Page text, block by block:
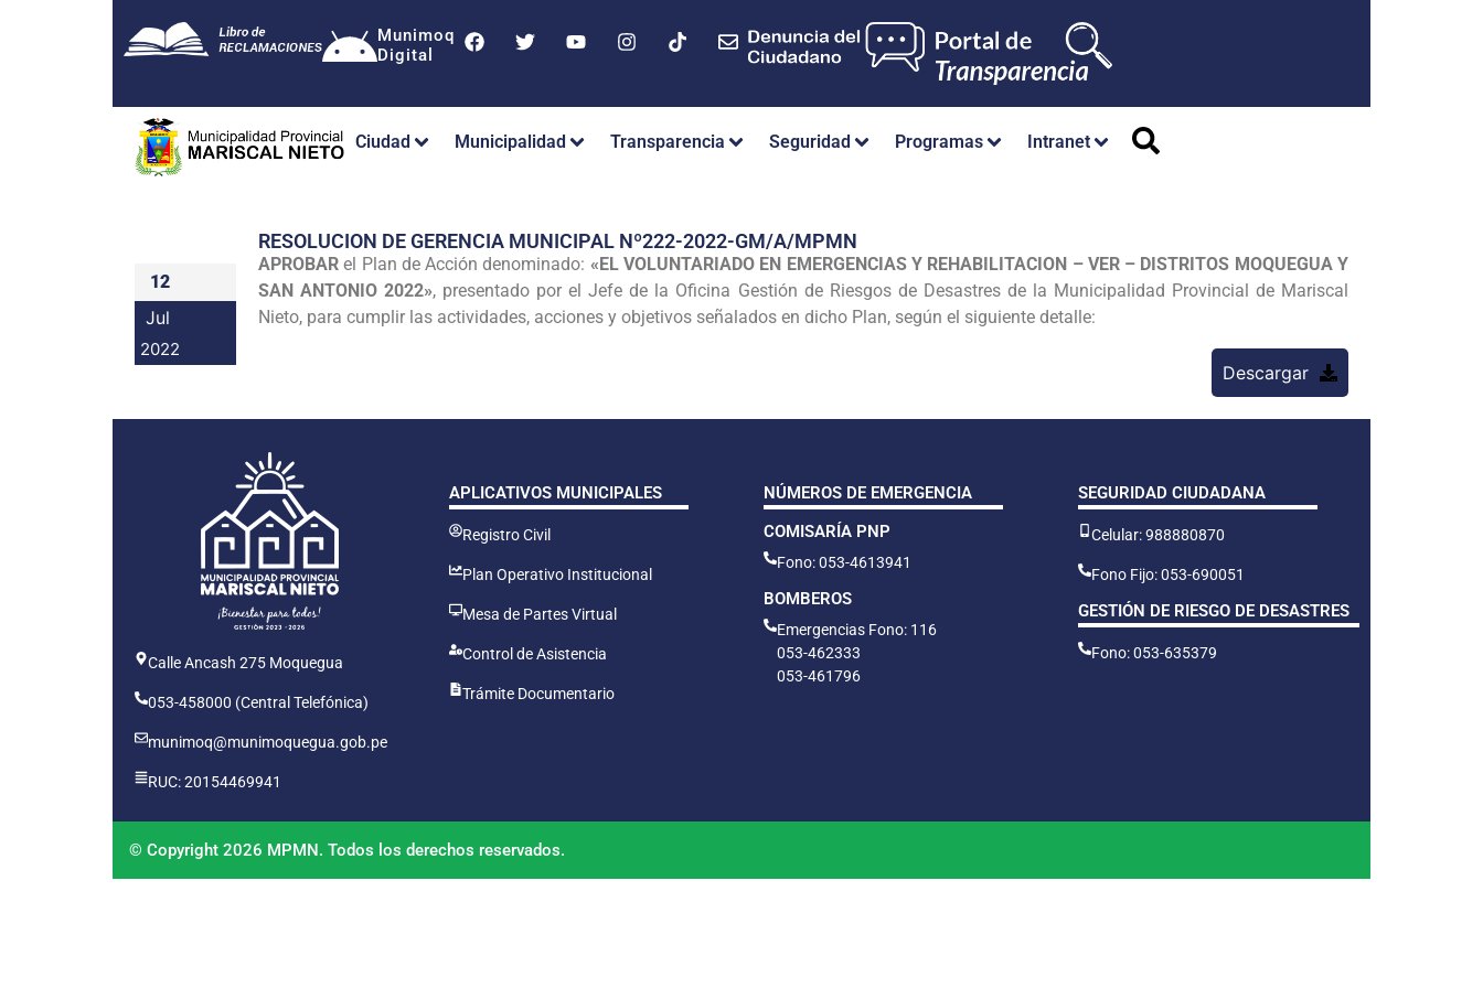
Munimoq
Digital
Ciudad Municipalidad Transparencia Seguridad Programas Intranet
12
Jul
2022
RESOLUCION DE GERENCIA MUNICIPAL Nº222-2022-GM/A/MPMN
APROBARel Plan de Acción denominado: «EL VOLUNTARIADO EN EMERGENCIAS Y REHABILITACION – VER – DISTRITOS MOQUEGUA Y
SAN ANTONIO 2022», presentado por el Jefe de la Oficina Gestión de Riesgos de Desastres de la Municipalidad Provincial de Mariscal
Nieto, para cumplir las actividades, acciones y objetivos señalados en dicho Plan, según el siguiente detalle:
Descargar
Calle Ancash 275 Moquegua
053-458000 (Central Telefónica)
munimoq@munimoquegua.gob.pe
RUC: 20154469941
APLICATIVOS MUNICIPALES
Registro Civil
Plan Operativo Institucional
Mesa de Partes Virtual
Control de Asistencia
Trámite Documentario
NÚMEROS DE EMERGENCIA
COMISARÍA PNP
Fono: 053-4613941
BOMBEROS
Emergencias Fono: 116
053-462333
053-461796
SEGURIDAD CIUDADANA
Celular: 988880870
Fono Fijo: 053-690051
GESTIÓN DE RIESGO DE DESASTRES
Fono: 053-635379
© Copyright 2026 MPMN. Todos los derechos reservados.